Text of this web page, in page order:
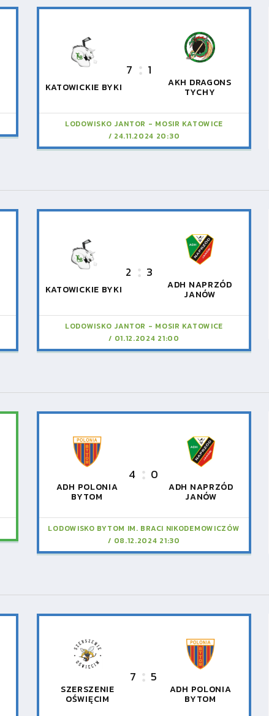
KATOWICKIE BYKI
7 1
AKH DRAGONS
TYCHY
LODOWISKO JANTOR - MOSIR KATOWICE
24.11.2024 20:30
KATOWICKIE BYKI
2 3
ADH NAPRZÓD
JANÓW
LODOWISKO JANTOR - MOSIR KATOWICE
01.12.2024 21:00
ADH POLONIA
BYTOM
4 0
ADH NAPRZÓD
JANÓW
LODOWISKO BYTOM IM. BRACI NIKODEMOWICZÓW
08.12.2024 21:30
SZERSZENIE
OŚWIĘCIM
7 5
ADH POLONIA
BYTOM